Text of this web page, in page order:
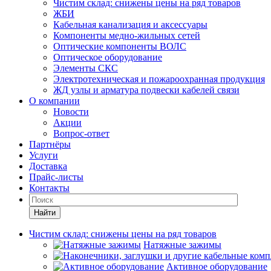
Чистим склад: снижены цены на ряд товаров
ЖБИ
Кабельная канализация и аксессуары
Компоненты медно-жильных сетей
Оптические компоненты ВОЛС
Оптическое оборудование
Элементы СКС
Электротехническая и пожароохранная продукция
ЖД узлы и арматура подвески кабелей связи
О компании
Новости
Акции
Вопрос-ответ
Партнёры
Услуги
Доставка
Прайс-листы
Контакты
Найти
Чистим склад: снижены цены на ряд товаров
Натяжные зажимы
Активное оборудование